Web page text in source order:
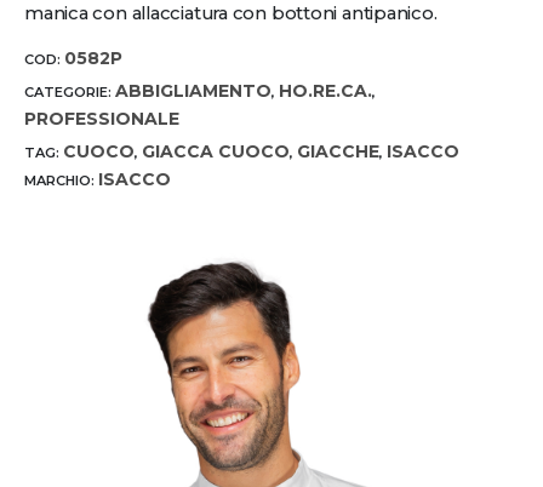
manica con allacciatura con bottoni antipanico.
COD: 0582P
CATEGORIE: ABBIGLIAMENTO, HO.RE.CA.,
PROFESSIONALE
TAG: CUOCO, GIACCA CUOCO, GIACCHE, ISACCO
MARCHIO: ISACCO